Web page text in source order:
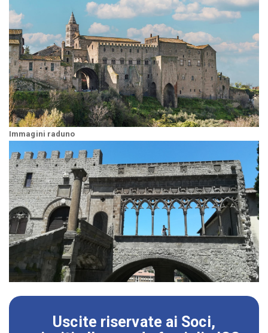
Immagini raduno
Uscite riservate ai Soci,